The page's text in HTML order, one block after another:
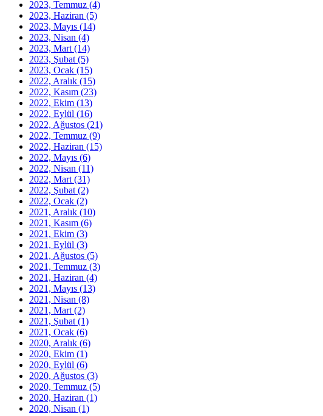
2023, Temmuz (4)
2023, Haziran (5)
2023, Mayıs (14)
2023, Nisan (4)
2023, Mart (14)
2023, Şubat (5)
2023, Ocak (15)
2022, Aralık (15)
2022, Kasım (23)
2022, Ekim (13)
2022, Eylül (16)
2022, Ağustos (21)
2022, Temmuz (9)
2022, Haziran (15)
2022, Mayıs (6)
2022, Nisan (11)
2022, Mart (31)
2022, Şubat (2)
2022, Ocak (2)
2021, Aralık (10)
2021, Kasım (6)
2021, Ekim (3)
2021, Eylül (3)
2021, Ağustos (5)
2021, Temmuz (3)
2021, Haziran (4)
2021, Mayıs (13)
2021, Nisan (8)
2021, Mart (2)
2021, Şubat (1)
2021, Ocak (6)
2020, Aralık (6)
2020, Ekim (1)
2020, Eylül (6)
2020, Ağustos (3)
2020, Temmuz (5)
2020, Haziran (1)
2020, Nisan (1)